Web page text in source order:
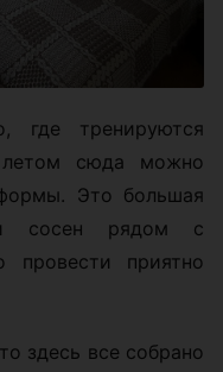
где тренируются
летом сюда можно
Это большая
сосен рядом с
приятно
здесь все собрано